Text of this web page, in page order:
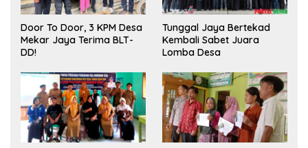
Door To Door, 3 KPM Desa
Mekar Jaya Terima BLT-
DD!
Tunggal Jaya Bertekad
Kembali Sabet Juara
Lomba Desa